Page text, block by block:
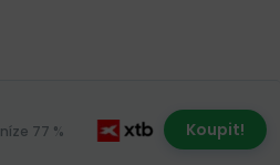
77 %
Koupit!